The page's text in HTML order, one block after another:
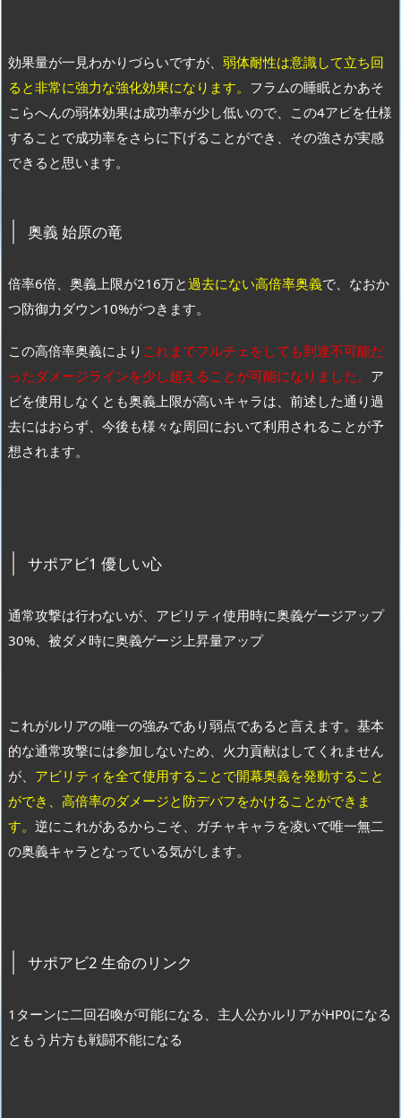
効果量が一見わかりづらいですが、 弱体耐性は意識して立ち回
ると非常に強力な強化効果になります。 フラムの睡眠とかあそ
こらへんの弱体効果は成功率が少し低いので、この4アビを仕様
することで成功率をさらに下げることができ、その強さが実感
できると思います。
奥義 始原の竜
倍率6倍、奥義上限が216万と過去にない高倍率奥義で、なおか
つ防御力ダウン10%がつきます。
この高倍率奥義により これまでフルチェをしても到達不可能だ
ったダメージラインを少し超えることが可能になりました。 ア
ビを使用しなくとも奥義上限が高いキャラは、前述した通り過
去にはおらず、今後も様々な周回において利用されることが予
想されます。
サポアビ1 優しい心
通常攻撃は行わないが、アビリティ使用時に奥義ゲージアップ
30%、被ダメ時に奥義ゲージ上昇量アップ
これがルリアの唯一の強みであり弱点であると言えます。基本
的な通常攻撃には参加しないため、火力貢献はしてくれません
が、 アビリティを全て使用することで開幕奥義を発動すること
ができ、高倍率のダメージと防デバフをかけることができま
す。 逆にこれがあるからこそ、ガチャキャラを凌いで唯一無二
の奥義キャラとなっている気がします。
サポアビ2 生命のリンク
1ターンに二回召喚が可能になる、主人公かルリアがHP0になる
ともう片方も戦闘不能になる